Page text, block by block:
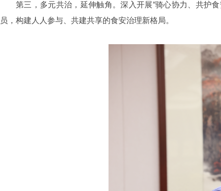
第三，多元共治，延伸触角。深入开展“骑心协力、共护
员，构建人人参与、共建共享的食安治理新格局。